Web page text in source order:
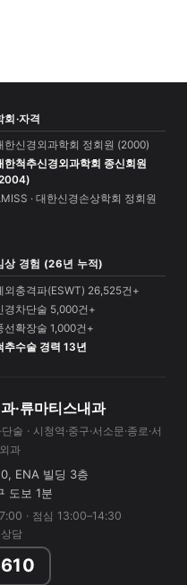
회·자격
한신경외과학회 정회원 (2000)
한척추신경외과학회 종신회원
· 대한신경손상학회 정회원
상 경험 (26년 누적)
외충격파(ESWT) 26,525건+
경차단술 5,000건+
선확장술 1,000건+
추수술 경력 13년
·류마티스내과
술 · 시청역·중구·서소문·종로·서
과
ENA 빌딩 3층
도보 1분
· 점심 13:00–14:30
담